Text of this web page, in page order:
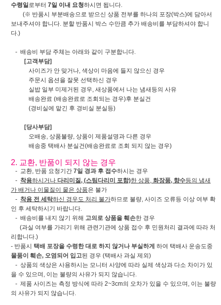
수령일로부터 7일 이내 요청하시면 됩니다.
(※ 반품시 부분배송으로 받으신 상품 전부를 하나의 포장(박스)에 담아서
보내주셔야 합니다. 분할 반품시 박스 수만큼 추가 배송비를 부담하셔야 합니
다.)
- 배송비 부담 주체는 아래와 같이 구분합니다.
[고객부담]
사이즈가 안 맞거나, 색상이 마음에 들지 않으신 경우
주문시 옵션을 잘못 선택하신 경우
실밥 일부 미제거된 경우, 새상품에서 나는 냄새등의 사유
배송완료 (배송완료로 조회되는 경우)후 분실건
(경비실에 맡긴 후 경비실 분실등)
[당사부담]
오배송, 상품불량, 상품이 제품설명과 다른 경우
배송중 택배사 분실건(배송완료로 조회 되지 않는 경우)
2. 교환, 반품이 되지 않는 경우
- 교환, 반품 요청기간 7일 경과 후 접수하시는 경우
- 착용하시거나 다리미질, (스팀다리미 포함)한 상품, 화장품, 향수등의 냄새
가 배거나 이물질이 뭍은 상품은 불가
- 착용 전 세탁하신 경우도 처리 불가하므로 불량, 사이즈 오류등 이상 여부 확
인 후 세탁하시기 바랍니다.
- 배송비를 내지 않기 위해 고의로 상품을 훼손한 경우
(과실 여부를 가리기 위해 관련기관에 상품 접수 후 민원처리 결과에 따라 처
리합니다.)
- 반품시 택배 포장을 수령한 대로 하지 않거나 부실하게 하여 택배사 운송도중
물품이 훼손, 오염되어 입고된 경우 (택배사 과실 제외)
- 상품의 색상은 사용하시는 모니터 사양에 따라 실제 색상과 다소 차이가 있
을 수 있으며, 이는 불량의 사유가 되지 않습니다.
- 제품 사이즈는 측정 방식에 따라 2~3cm의 오차가 있을 수 있으며, 이는 불량
의 사유가 되지 않습니다.